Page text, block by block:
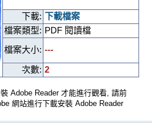
下載: 下載檔案
檔案類型: PDF 閱讀檔
檔案大小: ---
次數: 2
Adobe Reader 才能進行觀看, 請前
網站進行下載安裝 Adobe Reader